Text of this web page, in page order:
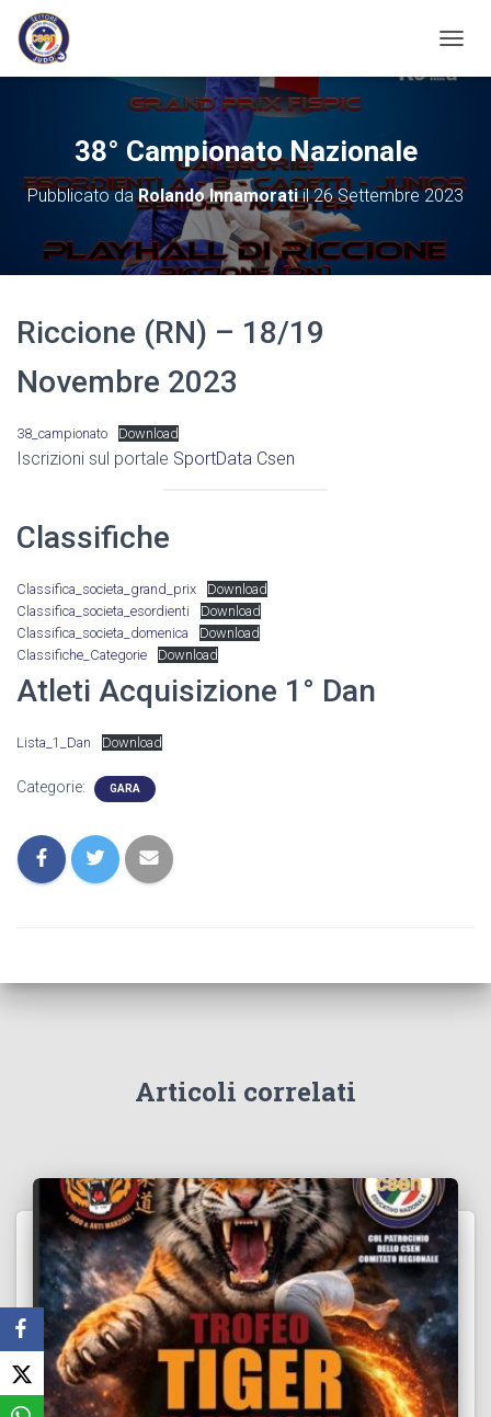
A
Z
I
38° Campionato Nazionale
Pubblicato daRolando Innamoratiil26 Settembre 2023
Riccione (RN) – 18/19
Novembre 2023
38_campionato Download
Iscrizioni sul portale SportData Csen
Classifiche
Classifica_societa_grand_prix
Download
Classifica_societa_esordienti
Download
Classifica_societa_domenica
Download
Classifiche_Categorie
Download
Atleti Acquisizione 1° Dan
Lista_1_Dan Download
Categorie: GARA
Articoli correlati